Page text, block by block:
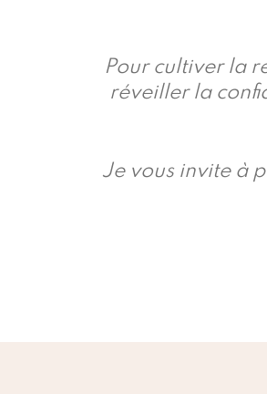
Pour cultiver la
réveiller la
Je vous invite à